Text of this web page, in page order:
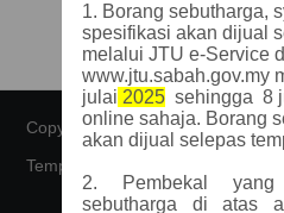
1. Borang sebutharga,
spesifikasi akan dijual
melalui JTU e-Service
www.jtu.sabah.gov.my
julai 2025 sehingga 8
online sahaja. Borang
akan dijual selepas
2. Pembekal
sebutharga di atas
Copyright © 2026 - All Rights
Template by